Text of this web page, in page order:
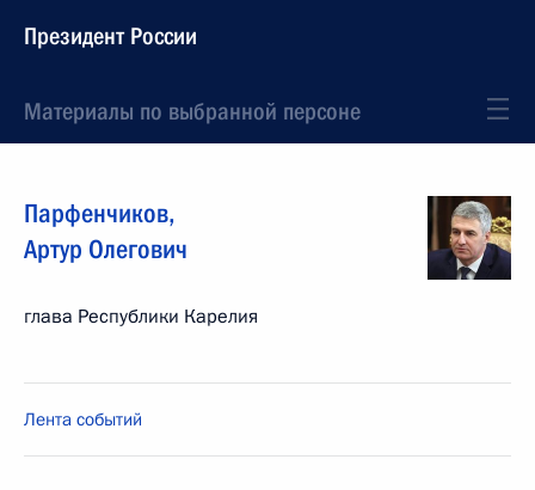
Президент России
Материалы по выбранной персоне
Парфенчиков,
Артур Олегович
глава Республики Карелия
Лента событий